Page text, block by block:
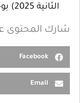
الثانية 2025) بوجه خاص .
شارك المحتوى
Facebook
Email